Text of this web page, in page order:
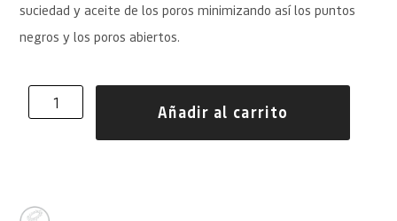
suciedad y aceite de los poros minimizando así los puntos
negros y los poros abiertos.
Añadir al carrito